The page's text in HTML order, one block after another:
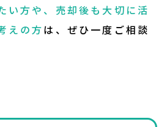
い方や、売却後も大切に活
えの方は、ぜひ一度ご相談